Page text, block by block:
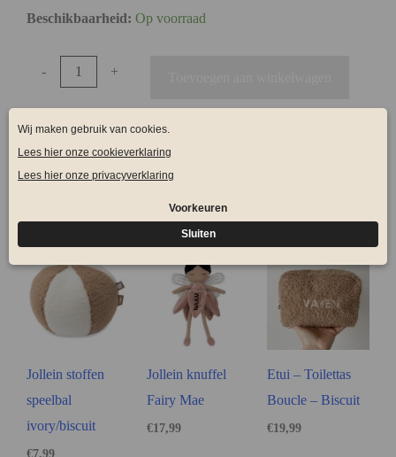
Beschikbaarheid: Op voorraad
- +
SKUSDF32880 Categorieën
Tags Knuffel met naam,Personaliseerbaar
Gerelateerde producten
Jollein stoffen
speelbal
ivory/biscuit
€7,99
Jollein knuffel
Fairy Mae
€17,99
Etui – Toilettas
Boucle – Biscuit
€19,99